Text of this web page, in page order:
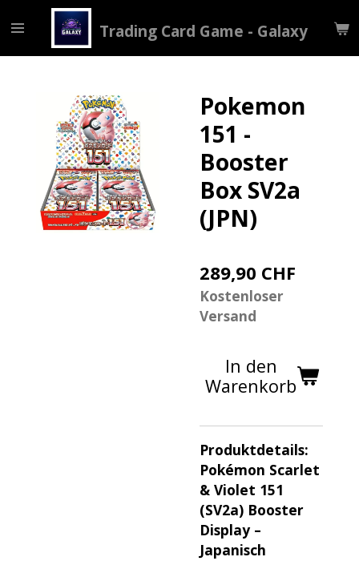
Hauptinhalt
springen
Trading Card Game - Galaxy
Pokemon
151 -
Booster
Box SV2a
(JPN)
289,90 CHF
Kostenloser
Versand
In den
Warenkorb
Produktdetails:
Pokémon Scarlet
& Violet 151
(SV2a) Booster
Display –
Japanisch